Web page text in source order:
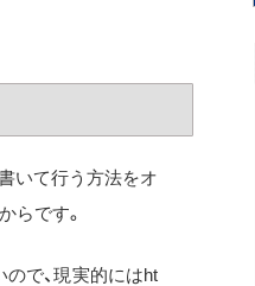
いて行う方法をオ
らです。
で、現実的にはht